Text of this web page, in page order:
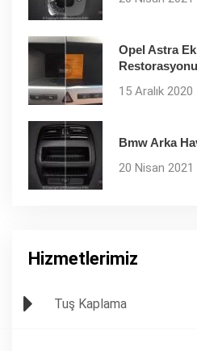
Opel Astra
Restorasyonu
15 Aralık 2020
Bmw Arka
20 Nisan 2021
Hizmetlerimiz
Tuş Kaplama